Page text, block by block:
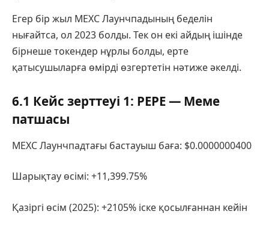
Егер бір жыл MEXC Лаунчпадының беделін
нығайтса, ол 2023 болды. Тек он екі айдың ішінде
бірнеше токендер нұрлы болды, ерте
қатысушыларға өмірді өзгертетін нәтиже әкелді.
6.1 Кейс зерттеуі 1: PEPE — Меме
патшасы
MEXC Лаунчпадтағы бастауыш баға: $0.0000000400
Шарықтау өсімі: +11,399.75%
Қазіргі өсім (2025): +2105% іске қосылғаннан кейін